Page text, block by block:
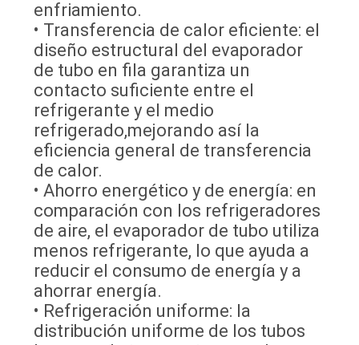
enfriamiento.
• Transferencia de calor eficiente: el
diseño estructural del evaporador
de tubo en fila garantiza un
contacto suficiente entre el
refrigerante y el medio
refrigerado,mejorando así la
eficiencia general de transferencia
de calor.
• Ahorro energético y de energía: en
comparación con los refrigeradores
de aire, el evaporador de tubo utiliza
menos refrigerante, lo que ayuda a
reducir el consumo de energía y a
ahorrar energía.
• Refrigeración uniforme: la
distribución uniforme de los tubos